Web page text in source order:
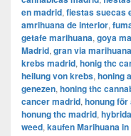
en madrid, fiestas suecas
amrihuana de interior,
getafe marihuana, goya
Madrid, gran via marihuana
krebs madrid, honig thc
heilung von krebs, honing
genezen, honing thc
cancer madrid, honung
honung thc madrid, hybrida
weed, kaufen Marihuana